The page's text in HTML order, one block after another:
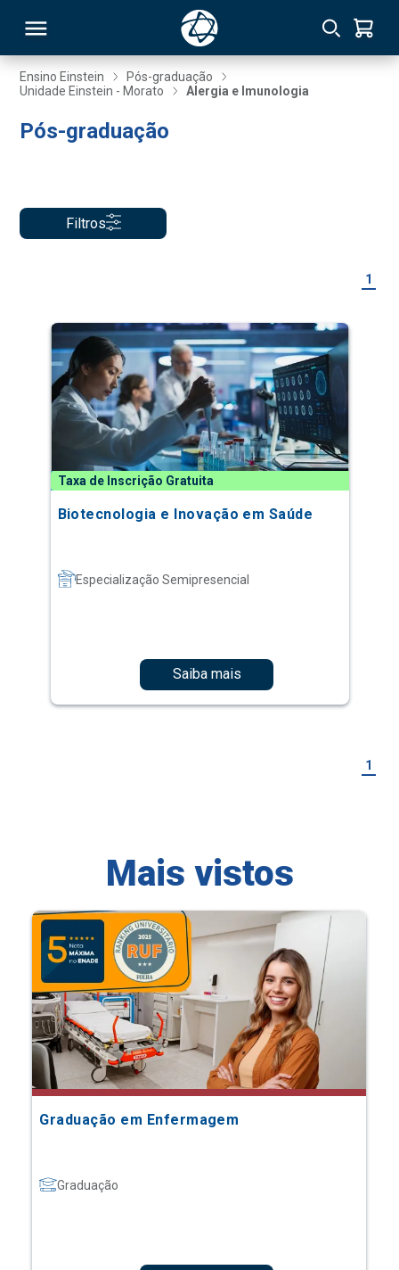
Ensino Einstein
Pós-graduação
Unidade Einstein - Morato
Alergia e Imunologia
Pós-graduação
Filtros
1
Taxa de Inscrição Gratuita
Biotecnologia e Inovação em Saúde
Especialização Semipresencial
Saiba mais
1
Mais vistos
Graduação em Enfermagem
Graduação